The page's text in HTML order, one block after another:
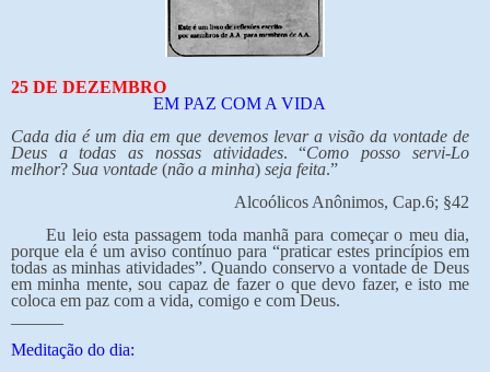
25 DE DEZEMBRO
EM PAZ COM A VIDA
Cada dia é um dia em que devemos levar a visão da vontade de
Deus a todas as nossas atividades. “Como posso servi-Lo
melhor? Sua vontade (não a minha) seja feita.”
Alcoólicos Anônimos, Cap.6; §42
Eu leio esta passagem toda manhã para começar o meu dia,
porque ela é um aviso contínuo para “praticar estes princípios em
todas as minhas atividades”. Quando conservo a vontade de Deus
em minha mente, sou capaz de fazer o que devo fazer, e isto me
coloca em paz com a vida, comigo e com Deus.
Meditação do dia: